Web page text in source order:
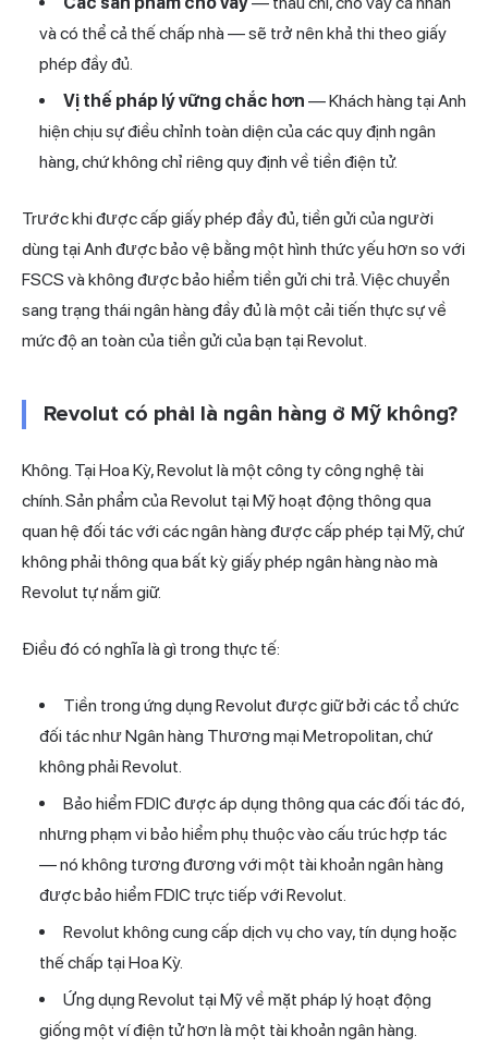
và có thể cả thế chấp nhà — sẽ trở nên khả thi theo giấy
phép đầy đủ.
Vị thế pháp lý vững chắc hơn — Khách hàng tại Anh
hiện chịu sự điều chỉnh toàn diện của các quy định ngân
hàng, chứ không chỉ riêng quy định về tiền điện tử.
Trước khi được cấp giấy phép đầy đủ, tiền gửi của người
dùng tại Anh được bảo vệ bằng một hình thức yếu hơn so với
FSCS và không được bảo hiểm tiền gửi chi trả. Việc chuyển
sang trạng thái ngân hàng đầy đủ là một cải tiến thực sự về
mức độ an toàn của tiền gửi của bạn tại Revolut.
Revolut có phải là ngân hàng ở Mỹ không?
Không. Tại Hoa Kỳ, Revolut là một công ty công nghệ tài
chính. Sản phẩm của Revolut tại Mỹ hoạt động thông qua
quan hệ đối tác với các ngân hàng được cấp phép tại Mỹ, chứ
không phải thông qua bất kỳ giấy phép ngân hàng nào mà
Revolut tự nắm giữ.
Điều đó có nghĩa là gì trong thực tế:
Tiền trong ứng dụng Revolut được giữ bởi các tổ chức
đối tác như Ngân hàng Thương mại Metropolitan, chứ
không phải Revolut.
Bảo hiểm FDIC được áp dụng thông qua các đối tác đó,
nhưng phạm vi bảo hiểm phụ thuộc vào cấu trúc hợp tác
— nó không tương đương với một tài khoản ngân hàng
được bảo hiểm FDIC trực tiếp với Revolut.
Revolut không cung cấp dịch vụ cho vay, tín dụng hoặc
thế chấp tại Hoa Kỳ.
Ứng dụng Revolut tại Mỹ về mặt pháp lý hoạt động
giống một ví điện tử hơn là một tài khoản ngân hàng.